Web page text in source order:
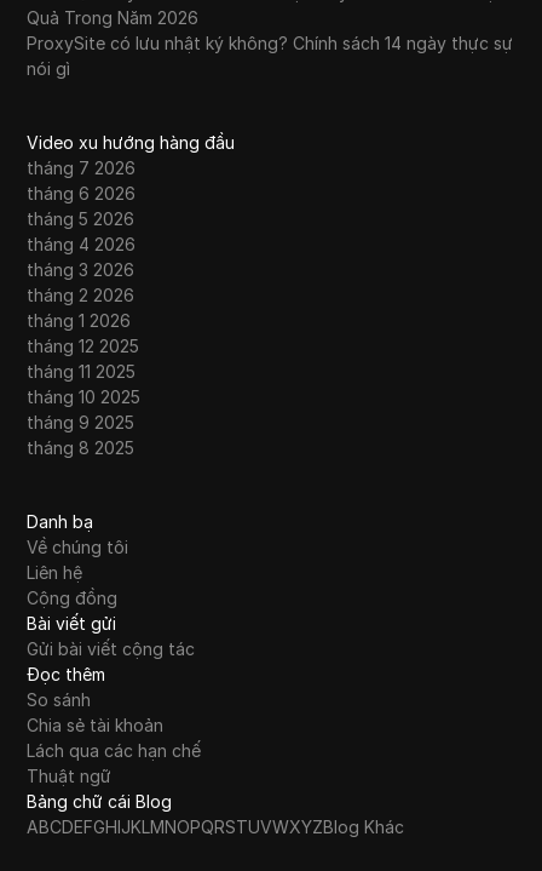
Quả Trong Năm 2026
ProxySite có lưu nhật ký không? Chính sách 14 ngày thực sự
nói gì
Video xu hướng hàng đầu
tháng 7 2026
tháng 6 2026
tháng 5 2026
tháng 4 2026
tháng 3 2026
tháng 2 2026
tháng 1 2026
tháng 12 2025
tháng 11 2025
tháng 10 2025
tháng 9 2025
tháng 8 2025
Danh bạ
Về chúng tôi
Liên hệ
Cộng đồng
Bài viết gửi
Gửi bài viết cộng tác
Đọc thêm
So sánh
Chia sẻ tài khoản
Lách qua các hạn chế
Thuật ngữ
Bảng chữ cái Blog
ABCDEFGHIJKLMNOPQRSTUVWXYZBlog Khác